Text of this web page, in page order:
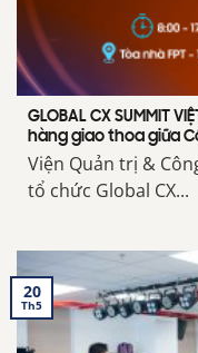
GLOBAL CX SUMMIT
hàng giao thoa giữa
Viện Quản trị &
tổ chức Global CX...
20
Th5